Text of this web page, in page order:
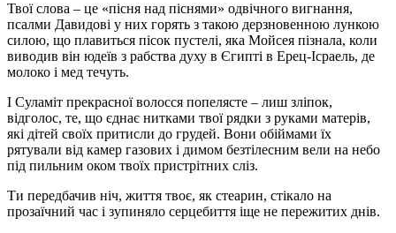
Твої слова – це «пісня над піснями» одвічного вигнання,
псалми Давидові у них горять з такою дерзновенною лункою
силою, що плавиться пісок пустелі, яка Мойсея пізнала, коли
виводив він юдеїв з рабства духу в Єгипті в Ерец-Ісраель, де
молоко і мед течуть.
І Суламіт прекрасної волосся попелясте – лиш зліпок,
відголос, те, що єднає нитками твої рядки з руками матерів,
які дітей своїх притисли до грудей. Вони обіймами їх
рятували від камер газових і димом безтілесним вели на небо
під пильним оком твоїх пристрітних сліз.
Ти передбачив ніч, життя твоє, як стеарин, стікало на
прозаїчний час і зупиняло серцебиття іще не пережитих днів.